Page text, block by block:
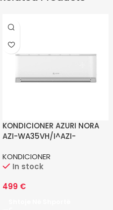
KONDICIONER AZURI NORA
AZI-WA35VH/I^AZI-
KONDICIONER
In stock
499 €